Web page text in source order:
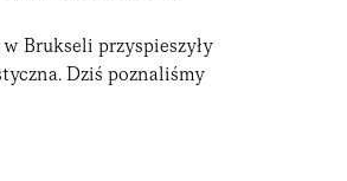
Brukseli przyspieszyły
Dziś poznaliśmy